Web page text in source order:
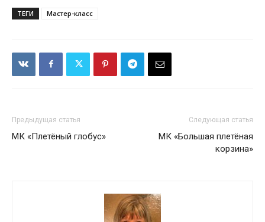
ТЕГИ Мастер-класс
Предыдущая статья
МК «Плетёный глобус»
Следующая статья
МК «Большая плетёная
корзина»